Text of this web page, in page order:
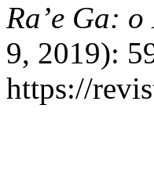
Ra’e Ga:
9, 2019):
https://